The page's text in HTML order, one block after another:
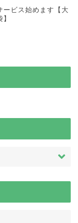
ービス始めます【大